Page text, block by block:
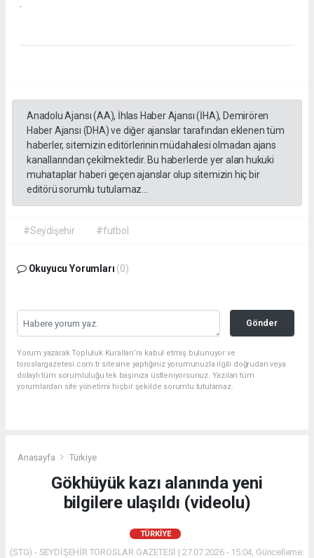
Anadolu Ajansı (AA), İhlas Haber Ajansı (İHA), Demirören
Haber Ajansı (DHA) ve diğer ajanslar tarafından eklenen tüm
haberler, sitemizin editörlerinin müdahalesi olmadan ajans
kanallarından çekilmektedir. Bu haberlerde yer alan hukuki
muhataplar haberi geçen ajanslar olup sitemizin hiç bir
editörü sorumlu tutulamaz...
#Seydişehir #futbol
Okuyucu Yorumları (0)
Gönder
Yorum yazarak Topluluk Kuralları’nı kabul etmiş bulunuyor ve
toroslargazetesi.com.tr sitesine yaptığınız yorumunuzla ilgili doğrudan veya
dolaylı tüm sorumluluğu tek başınıza üstleniyorsunuz. Yazılan tüm
yorumlardan site yönetimi hiçbir şekilde sorumlu tutulamaz.
Anasayfa Türkiye
Gökhüyük kazı alanında yeni
bilgilere ulaşıldı (videolu)
TÜRKIYE
(STG) - SEYDİŞEHİR TOROSLAR GAZETESİ | 27.07.2026 - 15:04, Güncelleme: